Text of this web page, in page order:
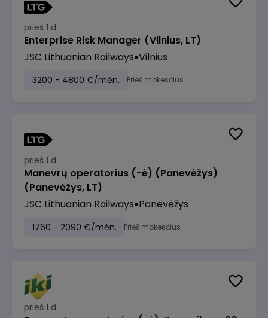
prieš 1 d.
Enterprise Risk Manager (Vilnius, LT)
JSC Lithuanian Railways Vilnius
3200 - 4800 €/mėn. Prieš mokesčius
prieš 1 d.
Manevrų operatorius (-ė) (Panevėžys)
(Panevėžys, LT)
JSC Lithuanian Railways Panevėžys
1760 - 2090 €/mėn. Prieš mokesčius
prieš 1 d.